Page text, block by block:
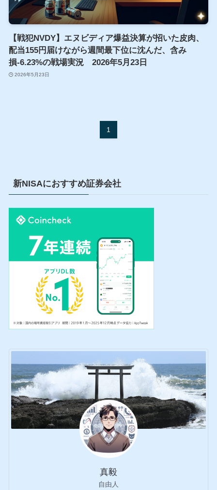
【戦犯NVDY】エヌビディア爆益決算が招いた皮肉、
配当155円届けながら週間最下位に沈んだ、含み
損-6.23%の戦場実況 2026年5月23日
2026年5月23日
1
新NISAにおすすめ証券会社
真毅
自由人